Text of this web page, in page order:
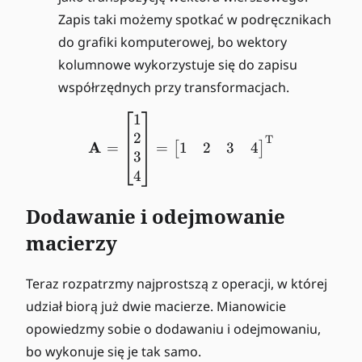
r
m
T
}
\
h
b
f{
A
}
^
{
\
m
a
r
}
^
{
m
Zapis taki możemy spotkać w podręcznikach
do grafiki komputerowej, bo wektory
kolumnowe wykorzystuje się do zapisu
współrzędnych przy transformacjach.
A =
1
2
3
4
= 1 2 3 4 T
Dodawanie i odejmowanie
macierzy
Teraz rozpatrzmy najprostszą z operacji, w której
udział biorą już dwie macierze. Mianowicie
opowiedzmy sobie o dodawaniu i odejmowaniu,
bo wykonuje się je tak samo.